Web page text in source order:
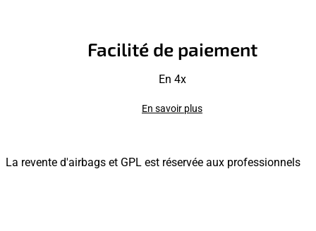
Facilité de paiement
En 4x
En savoir plus
La revente d'airbags et GPL est réservée aux professionnels